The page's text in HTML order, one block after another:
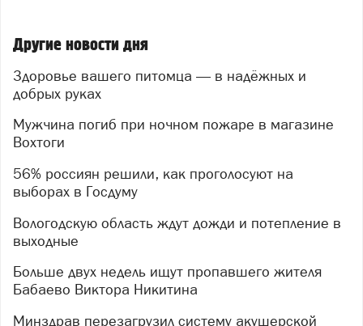
Другие новости дня
Здоровье вашего питомца — в надёжных и
добрых руках
Мужчина погиб при ночном пожаре в магазине
Вохтоги
56% россиян решили, как проголосуют на
выборах в Госдуму
Вологодскую область ждут дожди и потепление в
выходные
Больше двух недель ищут пропавшего жителя
Бабаево Виктора Никитина
Минздрав перезагрузил систему акушерской